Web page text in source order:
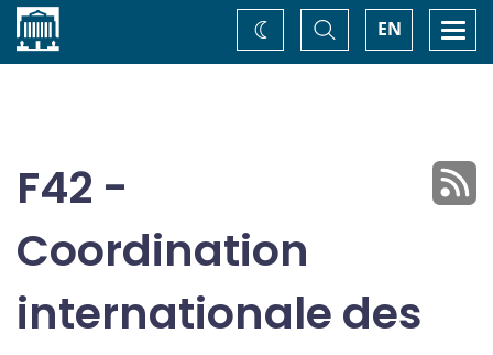
Accueil EN
Basculer
la
recherche
Changez
de
F42 -
Coordination
internationale des